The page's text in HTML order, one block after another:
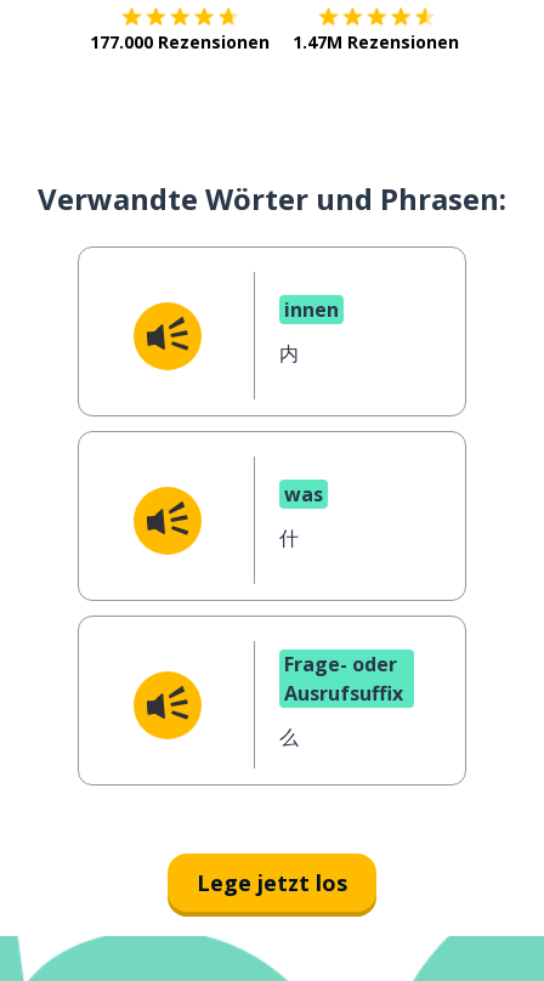
177.000 Rezensionen 1.47M Rezensionen
Verwandte Wörter und Phrasen:
innen
内
was
什
Frage- oder
Ausrufsuffix
么
Lege jetzt los